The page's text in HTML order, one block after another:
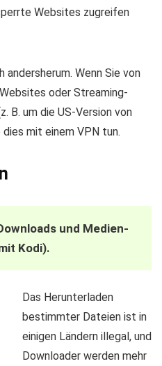
Websites zugreifen
Wenn Sie von
oder Streaming-
B. um die US-Version von
mit einem VPN tun.
und Medien-
Kodi).
Das Herunterladen
bestimmter Dateien ist in
einigen Ländern illegal, und
Downloader werden mehr